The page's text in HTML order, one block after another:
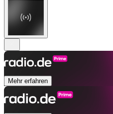
Mehr erfahren